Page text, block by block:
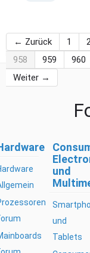
← Zurück 1
958
959 960
Weiter →
und
und
Tablets